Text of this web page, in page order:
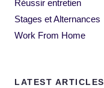
Réussir entretien
Stages et Alternances
Work From Home
LATEST ARTICLES